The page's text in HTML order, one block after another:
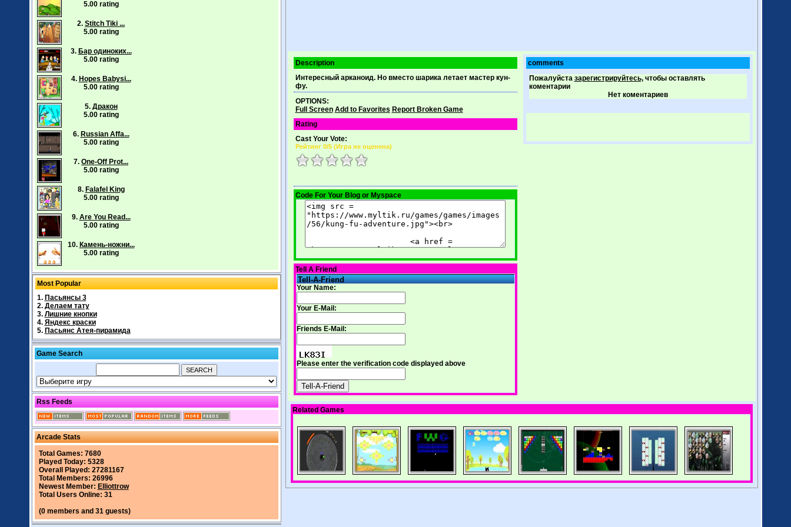
5.00 rating
2. Stitch Tiki ...
5.00 rating
3. Бар одиноких...
5.00 rating
4. Hopes Babysi...
5.00 rating
5. Дракон
5.00 rating
6. Russian Affa...
5.00 rating
7. One-Off Prot...
5.00 rating
8. Falafel King
5.00 rating
9. Are You Read...
5.00 rating
10. Камень-ножни...
5.00 rating
Most Popular
1. Пасьянсы 3
2. Делаем тату
3. Лишние кнопки
4. Яндекс краски
5. Пасьянс Атея-пирамида
Game Search
Rss Feeds
Arcade Stats
Total Games: 7680
Played Today: 5328
Overall Played: 27281167
Total Members: 26996
Newest Member: Elliottrow
Total Users Online: 31
(0 members and 31 guests)
Description
Интересный арканоид. Но вместо шарика летает мастер кун-
фу.
OPTIONS:
Full Screen Add to Favorites Report Broken Game
Rating
Cast Your Vote:
Рейтинг 0/5 (Игра не оценена)
Code For Your Blog or Myspace
Tell A Friend
Tell-A-Friend
Your Name:
Your E-Mail:
Friends E-Mail:
Please enter the verification code displayed above
comments
Пожалуйста зарегистрируйтесь,чтобы оставлять
коментарии
Нет коментариев
Related Games